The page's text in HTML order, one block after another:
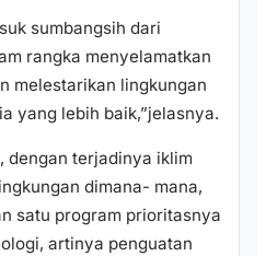
sumbangsih dari
rangka menyelamatkan
melestarikan lingkungan
yang lebih baik,”jelasnya.
dengan terjadinya iklim
dimana- mana,
satu program prioritasnya
artinya penguatan